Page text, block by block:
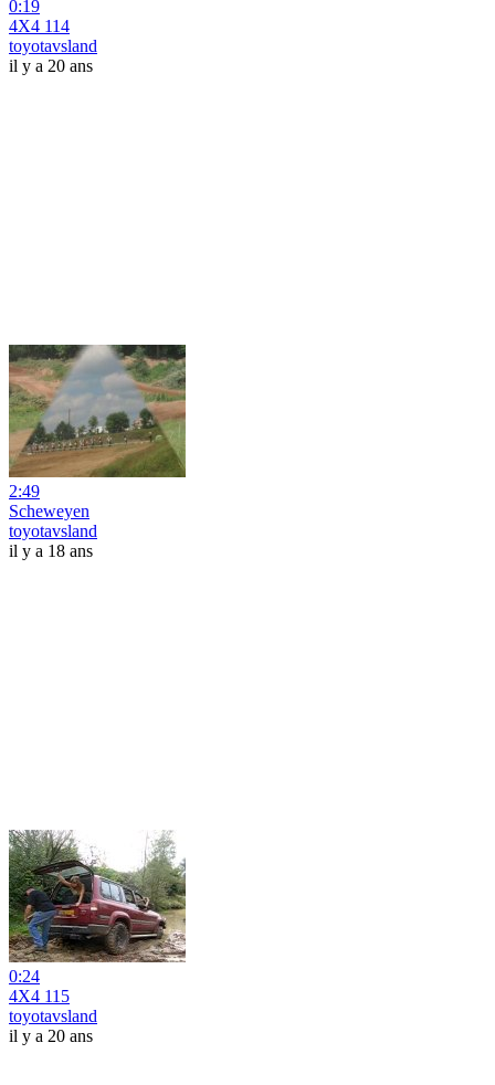
0:19
4X4 114
toyotavsland
il y a 20 ans
2:49
Scheweyen
toyotavsland
il y a 18 ans
0:24
4X4 115
toyotavsland
il y a 20 ans